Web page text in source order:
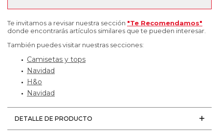
Te invitamos a revisar nuestra sección "Te Recomendamos"
donde encontrarás artículos similares que te pueden interesar.
También puedes visitar nuestras secciones:
Camisetas y tops
Navidad
H&o
Navidad
DETALLE DE PRODUCTO